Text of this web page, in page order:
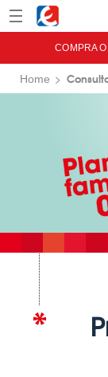
Menú Eroski
COMPRA
Home